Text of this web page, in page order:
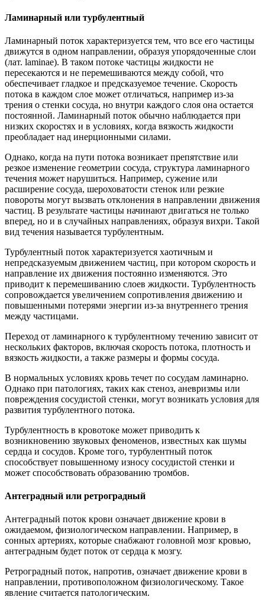
Ламинарный или турбулентный
Ламинарный поток характеризуется тем, что все его частицы
движутся в одном направлении, образуя упорядоченные слои
(лат. laminae). В таком потоке частицы жидкости не
пересекаются и не перемешиваются между собой, что
обеспечивает гладкое и предсказуемое течение. Скорость
потока в каждом слое может отличаться, например из-за
трения о стенки сосуда, но внутри каждого слоя она остается
постоянной. Ламинарный поток обычно наблюдается при
низких скоростях и в условиях, когда вязкость жидкости
преобладает над инерционными силами.
Однако, когда на пути потока возникает препятствие или
резкое изменение геометрии сосуда, структура ламинарного
течения может нарушиться. Например, сужение или
расширение сосуда, шероховатости стенок или резкие
повороты могут вызвать отклонения в направлении движения
частиц. В результате частицы начинают двигаться не только
вперед, но и в случайных направлениях, образуя вихри. Такой
вид течения называется турбулентным.
Турбулентный поток характеризуется хаотичным и
непредсказуемым движением частиц, при котором скорость и
направление их движения постоянно изменяются. Это
приводит к перемешиванию слоев жидкости. Турбулентность
сопровождается увеличением сопротивления движению и
повышенными потерями энергии из-за внутреннего трения
между частицами.
Переход от ламинарного к турбулентному течению зависит от
нескольких факторов, включая скорость потока, плотность и
вязкость жидкости, а также размеры и формы сосуда.
В нормальных условиях кровь течет по сосудам ламинарно.
Однако при патологиях, таких как стеноз, аневризмы или
повреждения сосудистой стенки, могут возникать условия для
развития турбулентного потока.
Турбулентность в кровотоке может приводить к
возникновению звуковых феноменов, известных как шумы
сердца и сосудов. Кроме того, турбулентный поток
способствует повышенному износу сосудистой стенки и
может способствовать образованию тромбов.
Антеградный или ретроградный
Антеградный поток крови означает движение крови в
ожидаемом, физиологическом направлении. Например, в
сонных артериях, которые снабжают головной мозг кровью,
антеградным будет поток от сердца к мозгу.
Ретроградный поток, напротив, означает движение крови в
направлении, противоположном физиологическому. Такое
явление считается патологическим.